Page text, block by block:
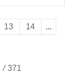
13 14
...
/ 371